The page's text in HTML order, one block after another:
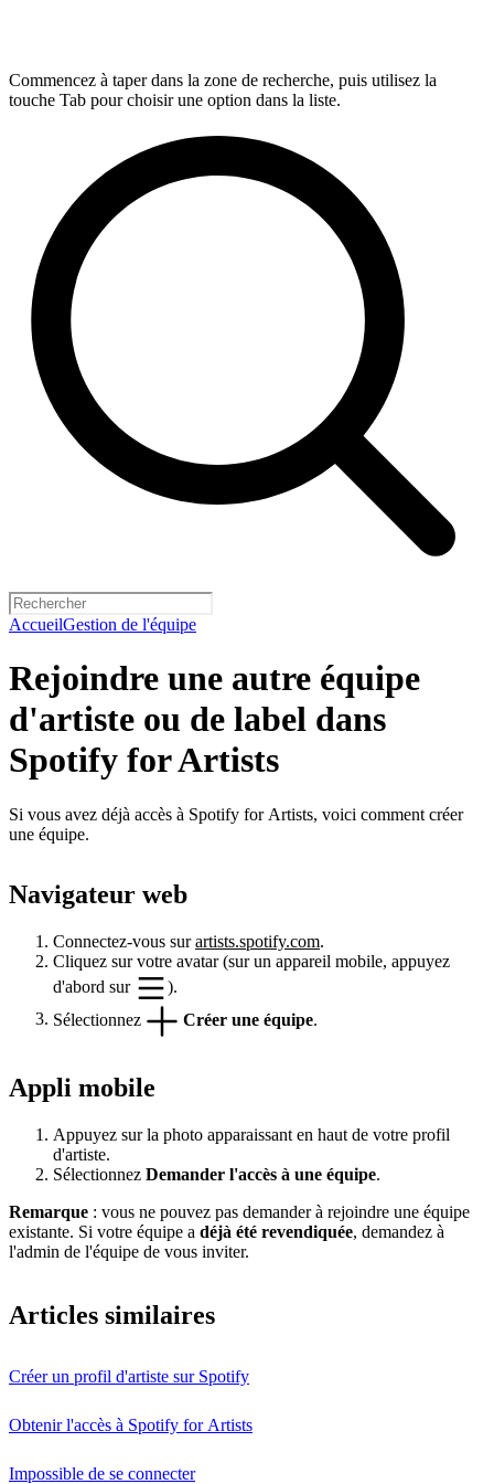
Commencez à taper dans la zone de recherche, puis utilisez la
touche Tab pour choisir une option dans la liste.
AccueilGestion de l'équipe
Rejoindre une autre équipe
d'artiste ou de label dans
Spotify for Artists
Si vous avez déjà accès à Spotify for Artists, voici comment créer
une équipe.
Navigateur web
Connectez-vous surartists.spotify.com.
Cliquez sur votre avatar (sur un appareil mobile, appuyez
d'abord sur
).
Sélectionnez
Créer une équipe
Appli mobile
Appuyez sur la photo apparaissant en haut de votre profil
d'artiste.
Sélectionnez Demander l'accès à une équipe.
Remarque : vous ne pouvez pas demander à rejoindre une équipe
existante. Si votre équipe a déjà été revendiquée, demandez à
l'admin de l'équipe de vous inviter.
Articles similaires
Créer un profil d'artiste sur Spotify
Obtenir l'accès à Spotify for Artists
Impossible de se connecter